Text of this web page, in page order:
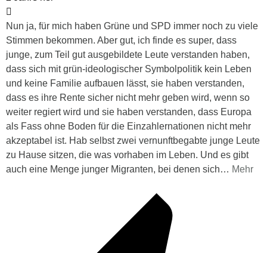
Nun ja, für mich haben Grüne und SPD immer noch zu viele
Stimmen bekommen. Aber gut, ich finde es super, dass
junge, zum Teil gut ausgebildete Leute verstanden haben,
dass sich mit grün-ideologischer Symbolpolitik kein Leben
und keine Familie aufbauen lässt, sie haben verstanden,
dass es ihre Rente sicher nicht mehr geben wird, wenn so
weiter regiert wird und sie haben verstanden, dass Europa
als Fass ohne Boden für die Einzahlernationen nicht mehr
akzeptabel ist. Hab selbst zwei vernunftbegabte junge Leute
zu Hause sitzen, die was vorhaben im Leben. Und es gibt
auch eine Menge junger Migranten, bei denen sich… Mehr